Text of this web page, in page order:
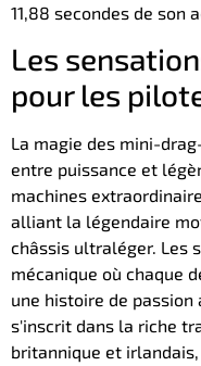
11,88 secondes de son
Les
pour les
La magie des mini-
entre puissance et
machines
alliant la légendaire
châssis ultraléger. Les
mécanique où chaque
une histoire de
s'inscrit dans la riche
britannique et